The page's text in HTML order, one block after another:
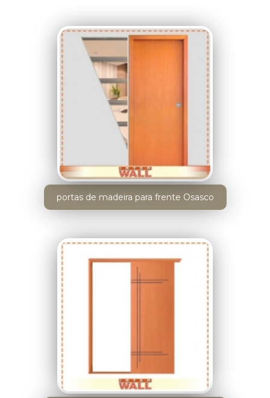
portas de madeira para frente Osasco